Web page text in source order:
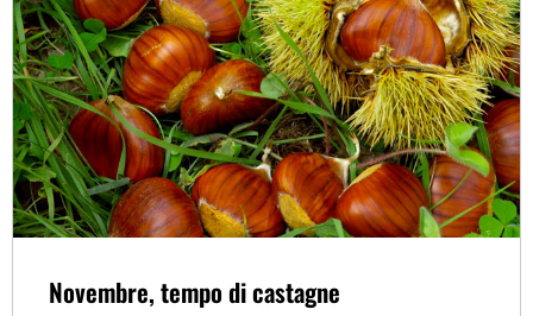
Novembre, tempo di castagne